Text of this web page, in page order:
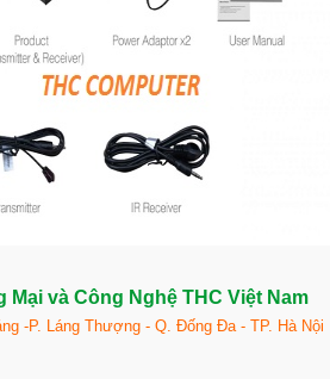
và Công Nghệ THC Việt Nam
-P. Láng Thượng - Q. Đống Đa - TP. Hà Nội